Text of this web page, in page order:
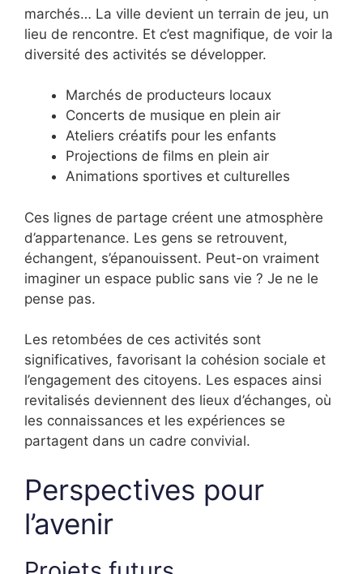
marchés… La ville devient un terrain de jeu, un
lieu de rencontre. Et c’est magnifique, de voir la
diversité des activités se développer.
Marchés de producteurs locaux
Concerts de musique en plein air
Ateliers créatifs pour les enfants
Projections de films en plein air
Animations sportives et culturelles
Ces lignes de partage créent une atmosphère
d’appartenance. Les gens se retrouvent,
échangent, s’épanouissent. Peut-on vraiment
imaginer un espace public sans vie ? Je ne le
pense pas.
Les retombées de ces activités sont
significatives, favorisant la cohésion sociale et
l’engagement des citoyens. Les espaces ainsi
revitalisés deviennent des lieux d’échanges, où
les connaissances et les expériences se
partagent dans un cadre convivial.
Perspectives pour
l’avenir